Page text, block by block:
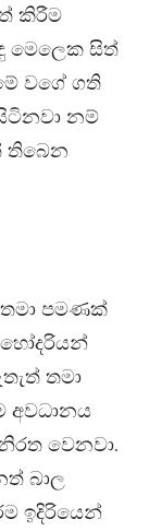
කිරීම
මෙලෙක සිත්
වගේ ගති
නම්
තිබෙන
පමණක්
තමා
අවධානය
වෙනවා.
බාල
ඉදිරියෙන්